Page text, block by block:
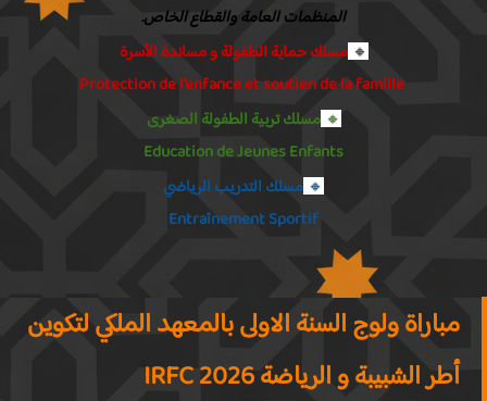
المنظمات العامة والقطاع الخاص.
مسلك حماية الطفولة و مساندة الأسرة
مسلك تربية الطفولة الصغرى
Education de Jeunes Enfants
مسلك التدريب الرياضي
Entraînement Sportif
مباراة ولوج السنة الاولى بالمعهد الملكي لتكوين
أطر الشبيبة و الرياضة IRFC 2026